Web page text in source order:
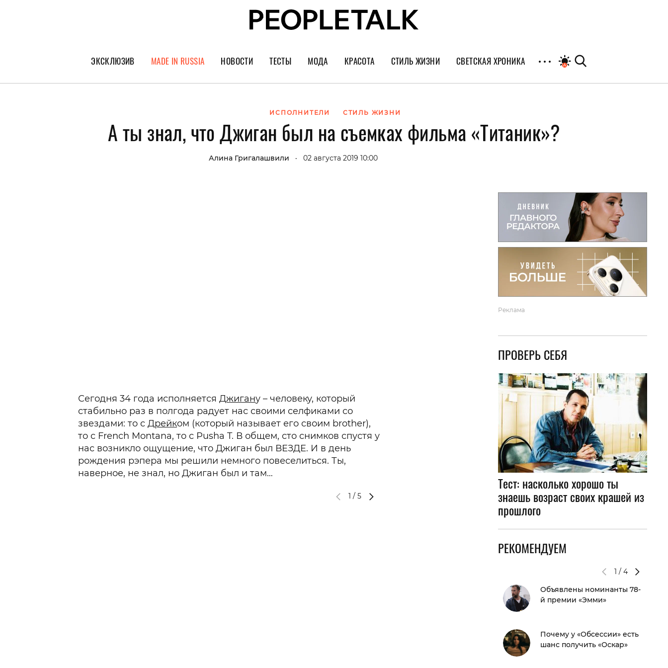
ЭКСКЛЮЗИВ
ГЕРОИ PEOPLETALK
ИНТЕРВЬЮ
ПОКОЛЕНИЕ
MADE IN RUSSIA НОВОСТИ ТЕСТЫ МОДА
Тренды
Украшения и часы
КРАСОТА
Уход за лицом
Парфюм
Спорт
СТИЛЬ ЖИЗНИ
Культура
Еда и рестораны
Путешествия
СВЕТСКАЯ ХРОНИКА
ИСПОЛНИТЕЛИ СТИЛЬ ЖИЗНИ
А ты знал, что Джиган был на съемках фильма «Титаник»?
Алина Григалашвили • 02 августа 2019 10:00
Сегодня 34 года исполняется Джигану – человеку, который
стабильно раз в полгода радует нас своими селфиками со
звездами: то с Дрейком (который называет его своим brother),
то с French Montana, то с Pusha T. В общем, сто снимков спустя у
нас возникло ощущение, что Джиган был ВЕЗДЕ. И в день
рождения рэпера мы решили немного повеселиться. Ты,
наверное, не знал, но Джиган был и там…
1 / 5
Реклама
ПРОВЕРЬ СЕБЯ
Тест: насколько хорошо ты
знаешь возраст своих крашей из
прошлого
РЕКОМЕНДУЕМ
1 / 4
Объявлены номинанты 78-
й премии «Эмми»
Почему у «Обсессии» есть
шанс получить «Оскар»